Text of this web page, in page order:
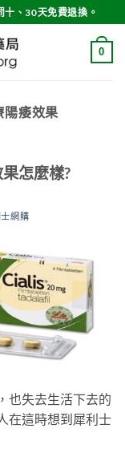
十、30天免費退換。
0
陽痿效果
怎麼樣?
網購
也失去生活下去的
在這時想到犀利士